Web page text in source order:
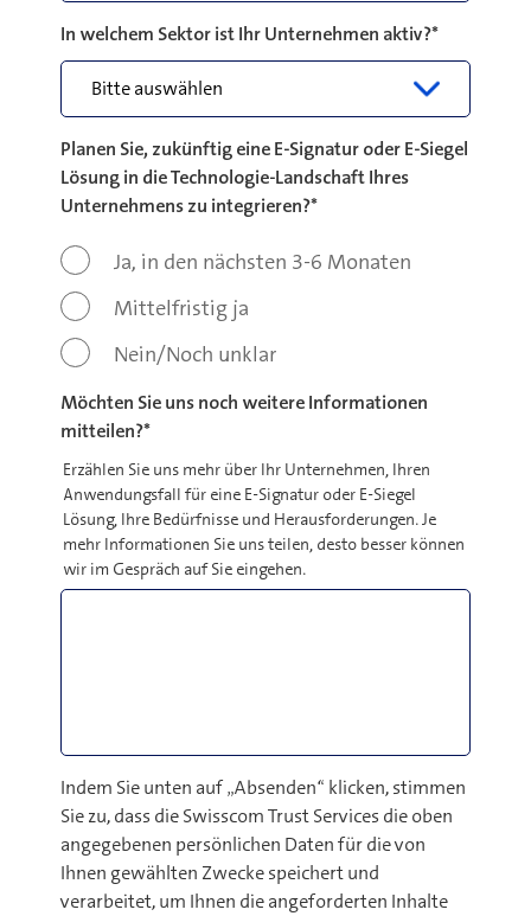
In welchem Sektor ist Ihr Unternehmen aktiv?*
Planen Sie, zukünftig eine E-Signatur oder E-Siegel
Lösung in die Technologie-Landschaft Ihres
Unternehmens zu integrieren?*
Ja, in den nächsten 3-6 Monaten
Mittelfristig ja
Nein/Noch unklar
Möchten Sie uns noch weitere Informationen
mitteilen?*
Erzählen Sie uns mehr über Ihr Unternehmen, Ihren
Anwendungsfall für eine E-Signatur oder E-Siegel
Lösung, Ihre Bedürfnisse und Herausforderungen. Je
mehr Informationen Sie uns teilen, desto besser können
wir im Gespräch auf Sie eingehen.
Indem Sie unten auf „Absenden“ klicken, stimmen
Sie zu, dass die Swisscom Trust Services die oben
angegebenen persönlichen Daten für die von
Ihnen gewählten Zwecke speichert und
verarbeitet, um Ihnen die angeforderten Inhalte